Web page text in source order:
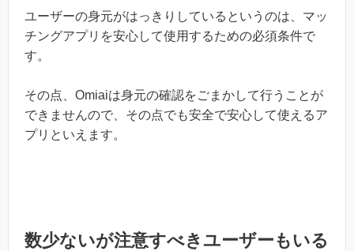
ユーザーの身元がはっきりしているというのは、マッ
チングアプリを安心して使用するための必須条件で
す。
その点、Omiaiは身元の確認をごまかして行うことが
できませんので、その点でも安全で安心して使えるア
プリといえます。
数少ないが注意すべきユーザーもいる